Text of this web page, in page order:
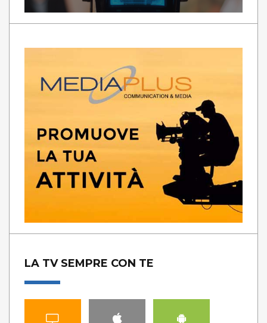
LA TV SEMPRE CON TE